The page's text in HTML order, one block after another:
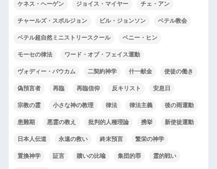
ケネス・ヘーゲン ジョイス・マイヤー チェ・アン
チャールズ・スポルジョン ビル・ジョンソン ベテル教会
ベテル超自然ミニストリースクール ベニー・ヒン
モーセの律法 ワード・オブ・フェイス運動
ヴォディー・バウカム 二契約神学 什一献金 使徒の働き
偽預言者 再臨 再臨信仰 反キリスト 安息日
宗教の霊 小さな神の教理 律法 律法主義 後の雨運動
患難期 悪霊の教え 批判的人種理論 携挙 新使徒運動
日本人伝道 永遠の救い 終末預言 繁栄の神学
置換神学 証言 贖いの比喩 集団的罪 霊的戦い